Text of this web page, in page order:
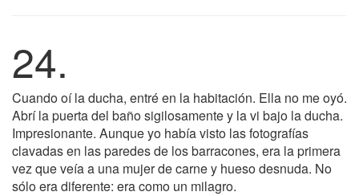
24.
Cuando oí la ducha, entré en la habitación. Ella no me oyó.
Abrí la puerta del baño sigilosamente y la vi bajo la ducha.
Impresionante. Aunque yo había visto las fotografías
clavadas en las paredes de los barracones, era la primera
vez que veía a una mujer de carne y hueso desnuda. No
sólo era diferente: era como un milagro.